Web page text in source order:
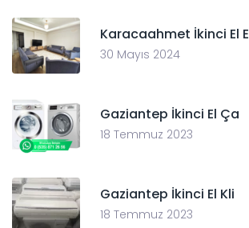
Karacaahmet İkinci El E
30 Mayıs 2024
Gaziantep İkinci El Ça
18 Temmuz 2023
Gaziantep İkinci El Kli
18 Temmuz 2023